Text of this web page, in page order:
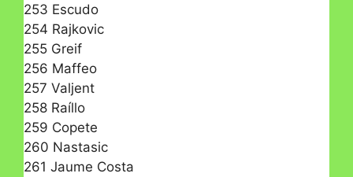
253 Escudo
254 Rajkovic
255 Greif
256 Maffeo
257 Valjent
258 Raíllo
259 Copete
260 Nastasic
261 Jaume Costa